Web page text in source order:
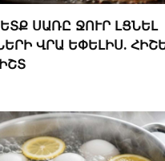
ՍԱՌԸ ՋՈՒՐ ԼՑՆԵԼ
ՎՐԱ ԵՓԵԼԻՍ.